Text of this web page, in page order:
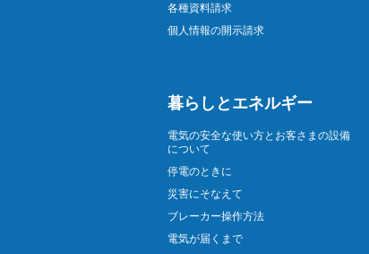
各種資料請求
個人情報の開示請求
暮らしとエネルギー
電気の安全な使い方とお客さまの設備
について
停電のときに
災害にそなえて
ブレーカー操作方法
電気が届くまで